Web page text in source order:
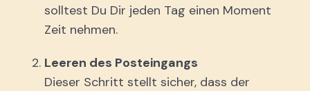
solltest Du Dir jeden Tag einen Moment
Zeit nehmen.
Leeren des Posteingangs
Dieser Schritt stellt sicher, dass der